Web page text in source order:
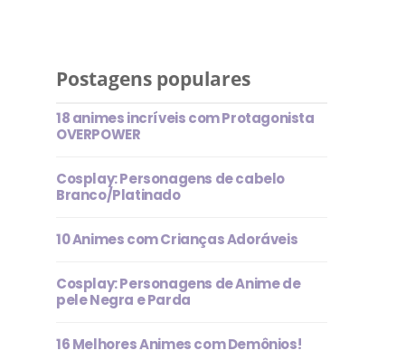
Postagens populares
18 animes incríveis com Protagonista
OVERPOWER
Cosplay: Personagens de cabelo
Branco/Platinado
10 Animes com Crianças Adoráveis
Cosplay: Personagens de Anime de
pele Negra e Parda
16 Melhores Animes com Demônios!